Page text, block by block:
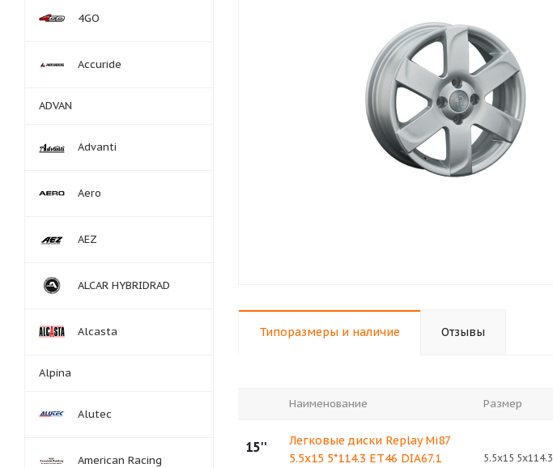
Типоразмеры и наличие Отзывы
Наименование Размер
15''
Легковые диски Replay Mi87
5.5x15 5*114.3 ET46 DIA67.1
5.5x15 5x114.3
4GO
Accuride
ADVAN
Advanti
Aero
AEZ
ALCAR HYBRIDRAD
Alcasta
Alpina
Alutec
American Racing